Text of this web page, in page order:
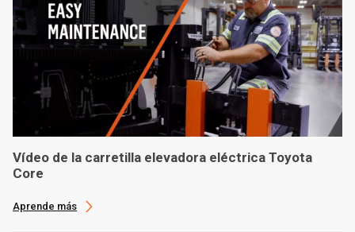
Vídeo de la carretilla elevadora eléctrica Toyota
Core
Aprende más